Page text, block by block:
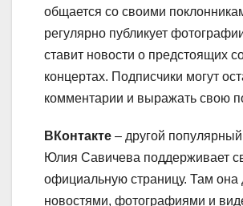
общается со своими
регулярно публикует
ставит новости о предстоящих
концертах. Подписчики могут
комментарии и выражать свою
ВКонтакте – другой популярный
Юлия Савичева поддерживает
официальную страницу. Там она
новостями, фотографиями и